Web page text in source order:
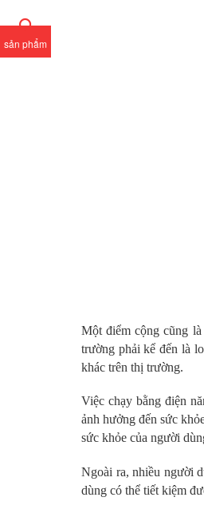
sản phẩm
Một điểm cộng cũng
trường phải kể đến là
khác trên thị trường.
Việc chạy bằng điện
ảnh hưởng đến sức
sức khỏe của người
Ngoài ra, nhiều người
dùng có thể tiết kiệm